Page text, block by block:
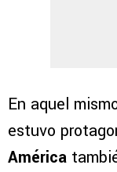
En aquel
estuvo
América